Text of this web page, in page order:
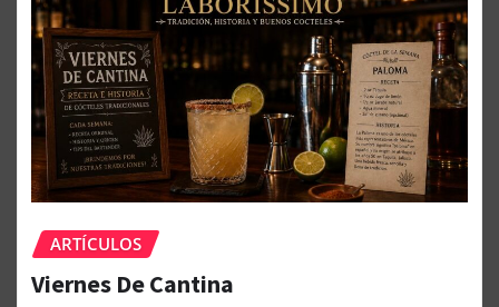
ARTÍCULOS
Viernes De Cantina